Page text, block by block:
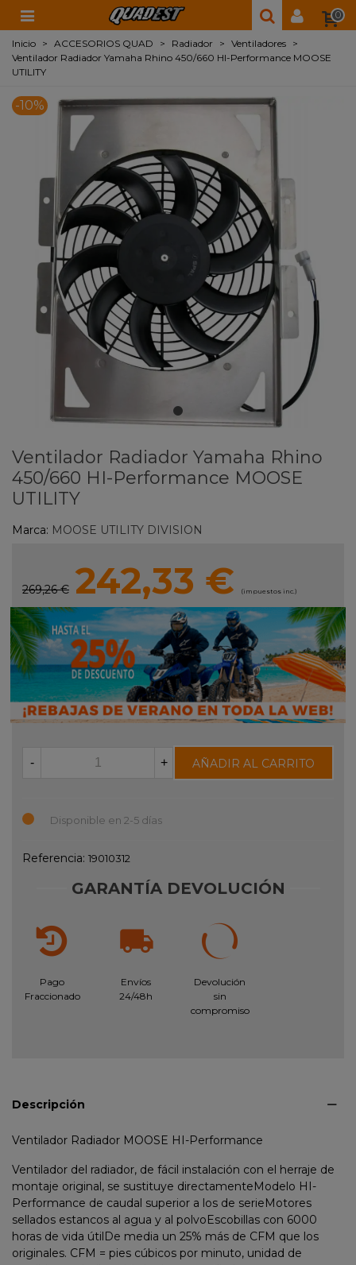
0
Inicio > ACCESORIOS QUAD > Radiador > Ventiladores >
Ventilador Radiador Yamaha Rhino 450/660 HI-Performance MOOSE
UTILITY
-10%
Ventilador Radiador Yamaha Rhino
450/660 HI-Performance MOOSE
UTILITY
Marca: MOOSE UTILITY DIVISION
269,26 € 242,33 € (impuestos inc.)
- + AÑADIR AL CARRITO
Disponible en 2-5 días
Referencia: 19010312
GARANTÍA DEVOLUCIÓN
Pago
Fraccionado
Envíos
24/48h
Devolución
sin
compromiso
Descripción
Ventilador Radiador MOOSE HI-Performance
Ventilador del radiador, de fácil instalación con el herraje de
montaje original, se sustituye directamenteModelo HI-
Performance de caudal superior a los de serieMotores
sellados estancos al agua y al polvoEscobillas con 6000
horas de vida útilDe media un 25% más de CFM que los
originales. CFM = pies cúbicos por minuto, unidad de